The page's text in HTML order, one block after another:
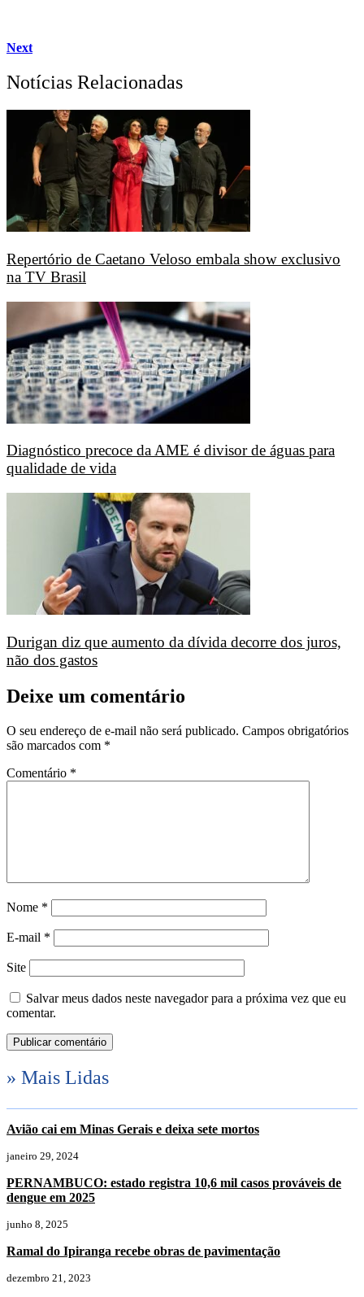
Next
Notícias Relacionadas
Repertório de Caetano Veloso embala show exclusivo
na TV Brasil
Diagnóstico precoce da AME é divisor de águas para
qualidade de vida
Durigan diz que aumento da dívida decorre dos juros,
não dos gastos
Deixe um comentário
O seu endereço de e-mail não será publicado. Campos obrigatórios
são marcados com *
Comentário *
Nome *
E-mail *
Site
Salvar meus dados neste navegador para a próxima vez que eu
comentar.
» Mais Lidas
Avião cai em Minas Gerais e deixa sete mortos
janeiro 29, 2024
PERNAMBUCO: estado registra 10,6 mil casos prováveis de
dengue em 2025
junho 8, 2025
Ramal do Ipiranga recebe obras de pavimentação
dezembro 21, 2023